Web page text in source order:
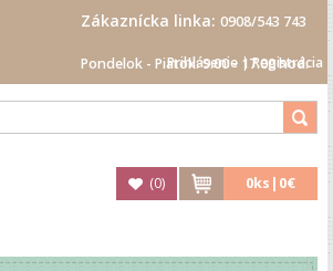
Zákaznícka linka: 0908/543 743
Pondelok - Piatok: 9.00 - 17.00 hod.
Prihlásenie|Registrácia
(0) 0ks| 0€